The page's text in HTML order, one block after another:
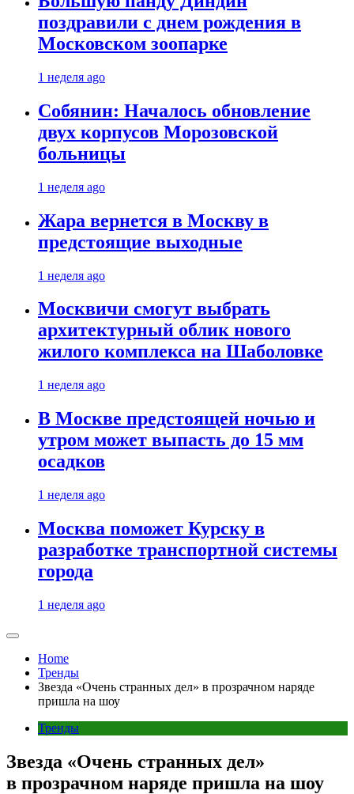
поздравили с днем рождения в
Московском зоопарке
1 неделя ago
Собянин: Началось обновление
двух корпусов Морозовской
больницы
1 неделя ago
Жара вернется в Москву в
предстоящие выходные
1 неделя ago
Москвичи смогут выбрать
архитектурный облик нового
жилого комплекса на Шаболовке
1 неделя ago
В Москве предстоящей ночью и
утром может выпасть до 15 мм
осадков
1 неделя ago
Москва поможет Курску в
разработке транспортной системы
города
1 неделя ago
Home
Тренды
Звезда «Очень странных дел» в прозрачном наряде
пришла на шоу
Тренды
Звезда «Очень странных дел»
в прозрачном наряде пришла на шоу